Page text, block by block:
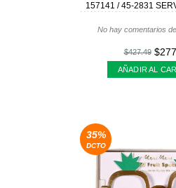
157141 / 45-2831
No hay comentarios
$427.49
AÑADIR AL
35%
DCTO